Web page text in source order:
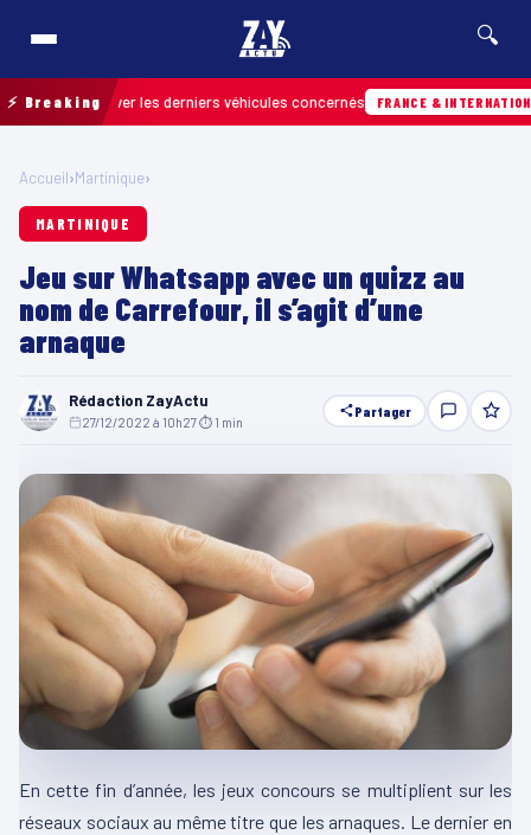
🔍
⚡ Breaking
retrouver les derniers véhicules concernés FRANCE & INTERNATIONALE
Accueil›Martinique›
MARTINIQUE
Jeu sur Whatsapp avec un quizz au
nom de Carrefour, il s’agit d’une
arnaque
Rédaction ZayActu
27/12/2022 à 10h27⏱ 1 min
Partager
En cette fin d’année, les jeux concours se multiplient sur les
réseaux sociaux au même titre que les arnaques. Le dernier en